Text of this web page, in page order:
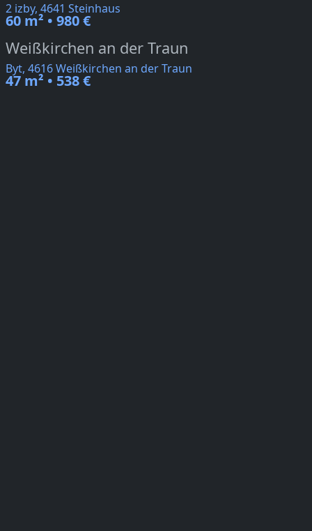
2 izby, 4641 Steinhaus
60 m² • 980 €
Weißkirchen an der Traun
Byt, 4616 Weißkirchen an der Traun
47 m² • 538 €